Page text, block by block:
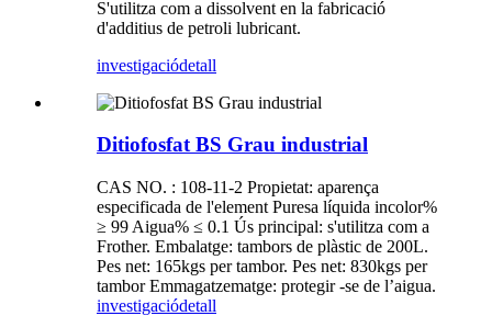
S'utilitza com a dissolvent en la fabricació
d'additius de petroli lubricant.
investigaciódetall
Ditiofosfat BS Grau industrial
CAS NO. : 108-11-2 Propietat: aparença
especificada de l'element Puresa líquida incolor%
≥ 99 Aigua% ≤ 0.1 Ús principal: s'utilitza com a
Frother. Embalatge: tambors de plàstic de 200L.
Pes net: 165kgs per tambor. Pes net: 830kgs per
tambor Emmagatzematge: protegir -se de l’aigua.
investigaciódetall